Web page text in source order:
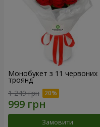
Монобукет з 11 червоних
троянд
1 249 грн
Замовити